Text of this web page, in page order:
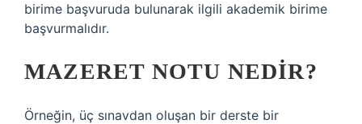
birime başvuruda bulunarak ilgili akademik birime
başvurmalıdır.
MAZERET NOTU NEDIR?
Örneğin, üç sınavdan oluşan bir derste bir